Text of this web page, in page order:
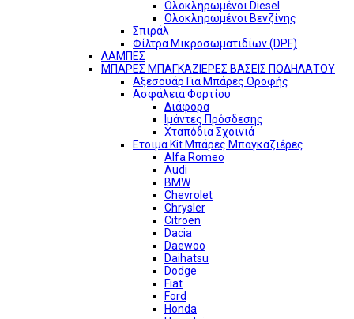
Ολοκληρωμένοι Diesel
Ολοκληρωμένοι Βενζίνης
Σπιράλ
Φίλτρα Μικροσωματιδίων (DPF)
ΛΑΜΠΕΣ
ΜΠΑΡΕΣ ΜΠΑΓΚΑΖΙΕΡΕΣ ΒΑΣΕΙΣ ΠΟΔΗΛΑΤΟΥ
Αξεσουάρ Για Μπάρες Οροφής
Ασφάλεια Φορτίου
Διάφορα
Ιμάντες Πρόσδεσης
Χταπόδια Σχοινιά
Ετοιμα Kit Μπάρες Μπαγκαζιέρες
Alfa Romeo
Audi
BMW
Chevrolet
Chrysler
Citroen
Dacia
Daewoo
Daihatsu
Dodge
Fiat
Ford
Honda